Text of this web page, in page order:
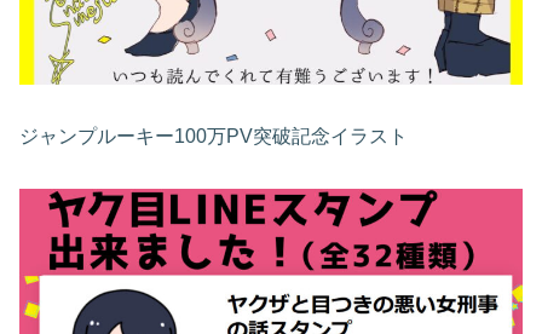
ジャンプルーキー100万PV突破記念イラスト